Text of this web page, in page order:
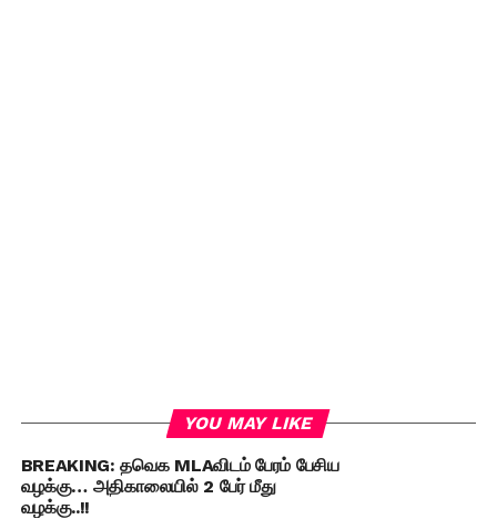
YOU MAY LIKE
BREAKING: தவெக MLAவிடம் பேரம் பேசிய
வழக்கு… அதிகாலையில் 2 பேர் மீது
வழக்கு..!!